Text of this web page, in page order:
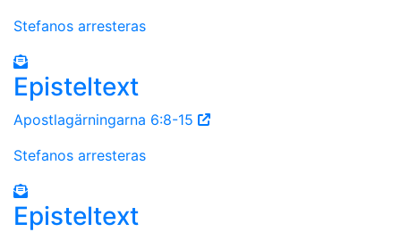
Stefanos arresteras
Episteltext
Apostlagärningarna 6:8-15
Stefanos arresteras
Episteltext